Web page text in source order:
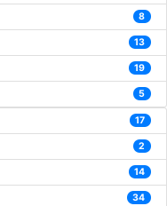
8
13
19
5
17
2
14
34